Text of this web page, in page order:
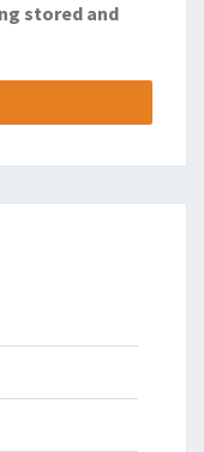
stored and